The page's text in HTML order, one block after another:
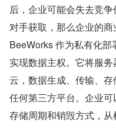
后，企业可能会失去竞
对手获取，那么企业的商
BeeWorks 作为私有化
实现数据主权。它将服
云，数据生成、传输、
任何第三方平台。企业可
存储周期和销毁方式，从